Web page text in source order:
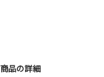
商品の詳細